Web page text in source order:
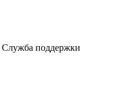
Служба поддержки